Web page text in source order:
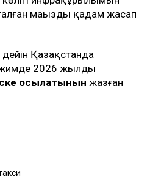
маңызды қадам жасап
дейін Қазақстанда
2026 жылдың
қосылатынын жазған